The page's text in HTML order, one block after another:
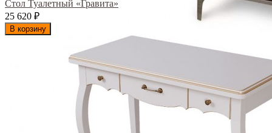
Стол Туалетный «Гравита»
25 620 ₽
В корзину